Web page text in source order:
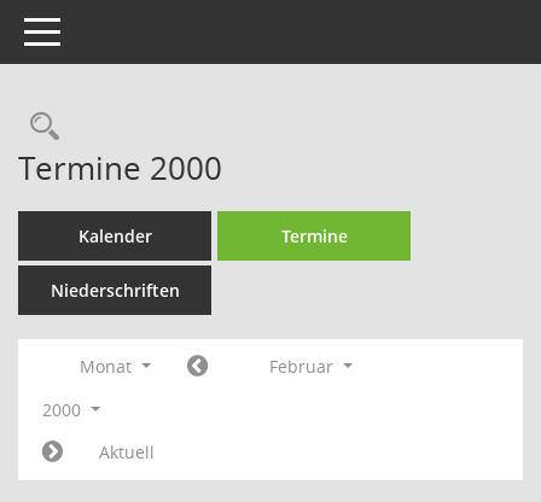
Toggle navigation
Rechercheauswahl
Termine 2000
Kalender Termine
Niederschriften
Monat
Februar
2000
Aktuell